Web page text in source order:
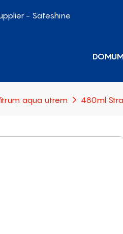
- Safeshine
DOMUM
aqua utrem 480ml